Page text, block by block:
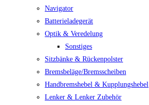
Navigator
Batterieladegerät
Optik & Veredelung
Sonstiges
Sitzbänke & Rückenpolster
Bremsbeläge/Bremsscheiben
Handbremshebel & Kupplungshebel
Lenker & Lenker Zubehör